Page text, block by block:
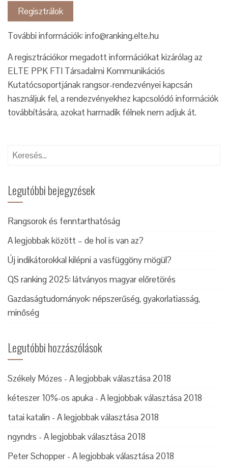
További információk: info@ranking.elte.hu
A regisztrációkor megadott információkat kizárólag az
ELTE PPK FTI Társadalmi Kommunikációs
Kutatócsoportjának rangsor-rendezvényei kapcsán
használjuk fel, a rendezvényekhez kapcsolódó információk
továbbítására, azokat harmadik félnek nem adjuk át.
Keresés:
Legutóbbi bejegyzések
Rangsorok és fenntarthatóság
A legjobbak között – de hol is van az?
Új indikátorokkal kilépni a vasfüggöny mögül?
QS ranking 2025: látványos magyar előretörés
Gazdaságtudományok: népszerűség, gyakorlatiasság,
minőség
Legutóbbi hozzászólások
Székely Mózes - A legjobbak választása 2018
kéteszer 10%-os apuka - A legjobbak választása 2018
tatai katalin - A legjobbak választása 2018
ngyndrs - A legjobbak választása 2018
Peter Schopper - A legjobbak választása 2018